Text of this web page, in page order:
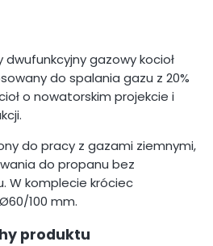
gazowy kocioł
do spalania gazu z 20%
o nowatorskim projekcie i
do pracy z gazami ziemnymi,
do propanu bez
W komplecie króciec
100 mm.
produktu